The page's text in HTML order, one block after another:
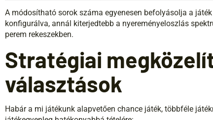
A módosítható sorok száma egyenesen befolyásolja a
konfigurálva, annál kiterjedtebb a nyereményeloszlás
perem rekeszekben.
Stratégiai
választások
Habár a mi játékunk alapvetően chance játék, többféle